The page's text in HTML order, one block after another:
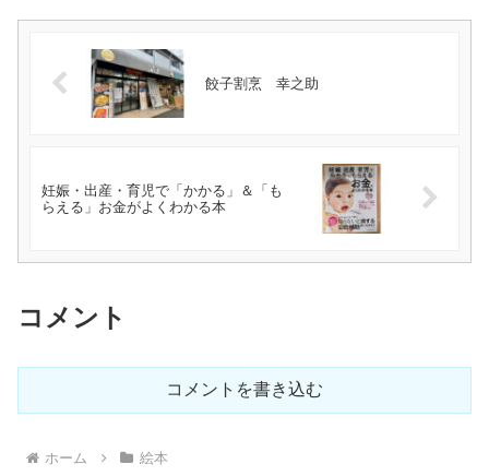
餃子割烹 幸之助
妊娠・出産・育児で「かかる」＆「も
らえる」お金がよくわかる本
コメント
コメントを書き込む
ホーム 絵本